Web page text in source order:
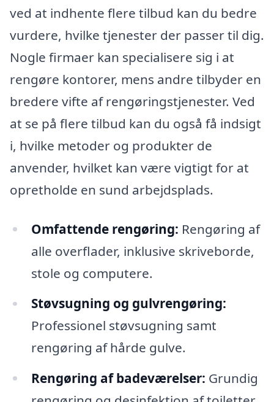
ved at indhente flere tilbud kan du bedre
vurdere, hvilke tjenester der passer til dig.
Nogle firmaer kan specialisere sig i at
rengøre kontorer, mens andre tilbyder en
bredere vifte af rengøringstjenester. Ved
at se på flere tilbud kan du også få indsigt
i, hvilke metoder og produkter de
anvender, hvilket kan være vigtigt for at
opretholde en sund arbejdsplads.
Omfattende rengøring: Rengøring af
alle overflader, inklusive skriveborde,
stole og computere.
Støvsugning og gulvrengøring:
Professionel støvsugning samt
rengøring af hårde gulve.
Rengøring af badeværelser: Grundig